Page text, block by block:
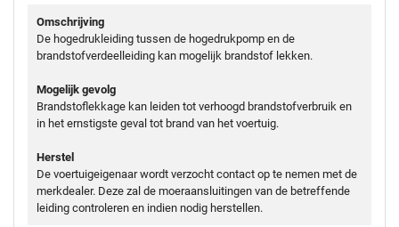
Omschrijving
De hogedrukleiding tussen de hogedrukpomp en de
brandstofverdeelleiding kan mogelijk brandstof lekken.
Mogelijk gevolg
Brandstoflekkage kan leiden tot verhoogd brandstofverbruik en
in het ernstigste geval tot brand van het voertuig.
Herstel
De voertuigeigenaar wordt verzocht contact op te nemen met de
merkdealer. Deze zal de moeraansluitingen van de betreffende
leiding controleren en indien nodig herstellen.